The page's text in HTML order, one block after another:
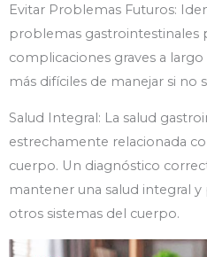
Evitar Problemas Futuros:
problemas gastrointestinales
complicaciones graves a
más difíciles de manejar si no
Salud Integral: La salud
estrechamente relacionada
cuerpo. Un diagnóstico
mantener una salud integral
otros sistemas del cuerpo.